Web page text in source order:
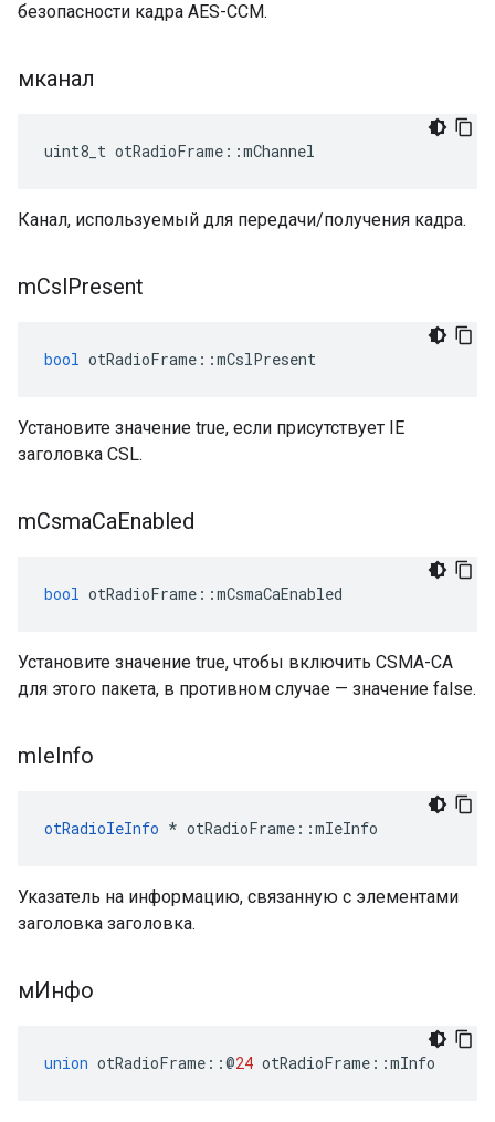
безопасности кадра AES-CCM.
мканал
uint8_t otRadioFrame ::mChannel
Канал, используемый для передачи/получения кадра.
mCslPresent
bool otRadioFrame ::mCslPresent
Установите значение true, если присутствует IE
заголовка CSL.
mCsmaCaEnabled
bool otRadioFrame ::mCsmaCaEnabled
Установите значение true, чтобы включить CSMA-CA
для этого пакета, в противном случае — значение false.
mIeInfo
otRadioIeInfo * otRadioFrame ::mIeInfo
Указатель на информацию, связанную с элементами
заголовка заголовка.
мИнфо
union otRadioFrame ::@24 otRadioFrame ::mInfo